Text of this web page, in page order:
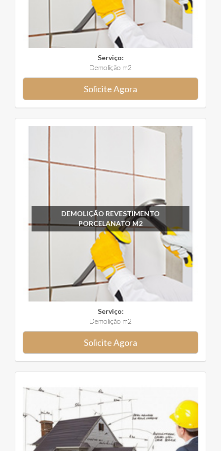
Serviço:
Demolição m2
Solicite Agora
DEMOLIÇÃO REVESTIMENTO
PORCELANATO M2
Serviço:
Demolição m2
Solicite Agora